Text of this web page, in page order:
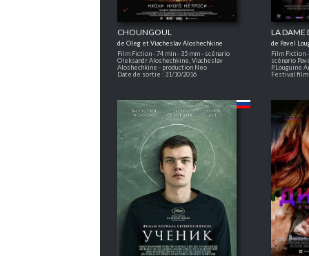
CHOUNGOUL
de Oleg et Viacheslav Aloshechkine
Film Fiction - 74 min - 35 mm - scénario
Oleksandr Aloshechkine, Viacheslav
Aloshechkine - production Neo
Date de sortie : 31/10/2016
LA DAME
de Pavel
Film Fiction
scénario
P.Louguine
Festival film